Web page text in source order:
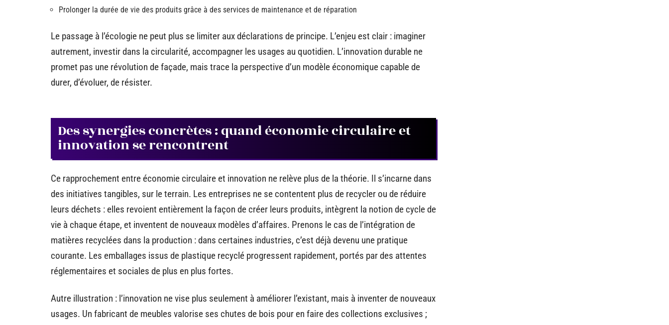
Prolonger la durée de vie des produits grâce à des services de maintenance et de réparation
Le passage à l’écologie ne peut plus se limiter aux déclarations de principe. L’enjeu est clair : imaginer
autrement, investir dans la circularité, accompagner les usages au quotidien. L’innovation durable ne
promet pas une révolution de façade, mais trace la perspective d’un modèle économique capable de
durer, d’évoluer, de résister.
Des synergies concrètes : quand économie circulaire et
innovation se rencontrent
Ce rapprochement entre économie circulaire et innovation ne relève plus de la théorie. Il s’incarne dans
des initiatives tangibles, sur le terrain. Les entreprises ne se contentent plus de recycler ou de réduire
leurs déchets : elles revoient entièrement la façon de créer leurs produits, intègrent la notion de cycle de
vie à chaque étape, et inventent de nouveaux modèles d’affaires. Prenons le cas de l’intégration de
matières recyclées dans la production : dans certaines industries, c’est déjà devenu une pratique
courante. Les emballages issus de plastique recyclé progressent rapidement, portés par des attentes
réglementaires et sociales de plus en plus fortes.
Autre illustration : l’innovation ne vise plus seulement à améliorer l’existant, mais à inventer de nouveaux
usages. Un fabricant de meubles valorise ses chutes de bois pour en faire des collections exclusives ;